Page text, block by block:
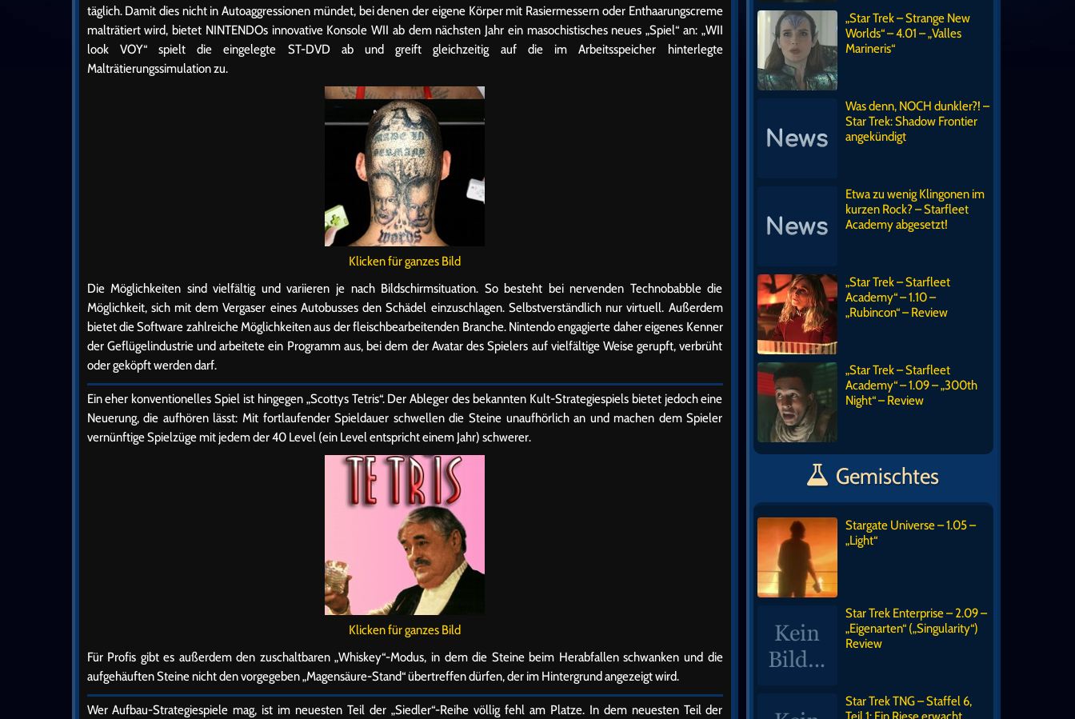
täglich. Damit dies nicht in Autoaggressionen mündet, bei denen der eigene Körper mit Rasiermessern oder Enthaarungscreme
malträtiert wird, bietet NINTENDOs innovative Konsole WII ab dem nächsten Jahr ein masochistisches neues „Spiel“ an: „WII
look VOY“ spielt die eingelegte ST-DVD ab und greift gleichzeitig auf die im Arbeitsspeicher hinterlegte
Malträtierungssimulation zu.
Klicken für ganzes Bild
Die Möglichkeiten sind vielfältig und variieren je nach Bildschirmsituation. So besteht bei nervenden Technobabble die
Möglichkeit, sich mit dem Vergaser eines Autobusses den Schädel einzuschlagen. Selbstverständlich nur virtuell. Außerdem
bietet die Software zahlreiche Möglichkeiten aus der fleischbearbeitenden Branche. Nintendo engagierte daher eigenes Kenner
der Geflügelindustrie und arbeitete ein Programm aus, bei dem der Avatar des Spielers auf vielfältige Weise gerupft, verbrüht
oder geköpft werden darf.
Ein eher konventionelles Spiel ist hingegen „Scottys Tetris“. Der Ableger des bekannten Kult-Strategiespiels bietet jedoch eine
Neuerung, die aufhören lässt: Mit fortlaufender Spieldauer schwellen die Steine unaufhörlich an und machen dem Spieler
vernünftige Spielzüge mit jedem der 40 Level (ein Level entspricht einem Jahr) schwerer.
Klicken für ganzes Bild
Für Profis gibt es außerdem den zuschaltbaren „Whiskey“-Modus, in dem die Steine beim Herabfallen schwanken und die
aufgehäuften Steine nicht den vorgegeben „Magensäure-Stand“ übertreffen dürfen, der im Hintergrund angezeigt wird.
Wer Aufbau-Strategiespiele mag, ist im neuesten Teil der „Siedler“-Reihe völlig fehl am Platze. In dem neuesten Teil der
„Star Trek – Strange New
Worlds“ – 4.01 – „Valles
Marineris“
Was denn, NOCH dunkler?! –
Star Trek: Shadow Frontier
angekündigt
Etwa zu wenig Klingonen im
kurzen Rock? – Starfleet
Academy abgesetzt!
„Star Trek – Starfleet
Academy“ – 1.10 –
„Rubincon“ – Review
„Star Trek – Starfleet
Academy“ – 1.09 – „300th
Night“ – Review
Gemischtes
Stargate Universe – 1.05 –
„Light“
Star Trek Enterprise – 2.09 –
„Eigenarten“ („Singularity“)
Review
Star Trek TNG – Staffel 6,